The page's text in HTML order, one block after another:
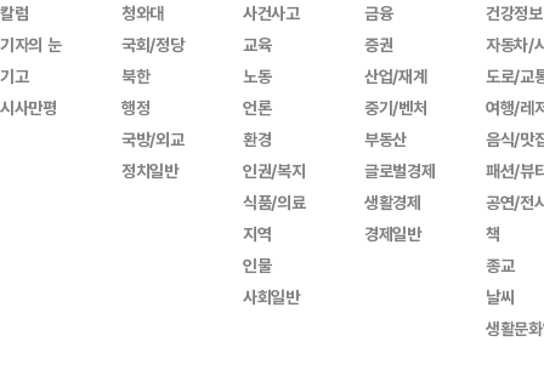
칼럼
기자의 눈
기고
시사만평
청와대
국회/정당
북한
행정
국방/외교
정치일반
사건사고
교육
노동
언론
환경
인권/복지
식품/의료
지역
인물
사회일반
금융
증권
산업/재계
중기/벤처
부동산
글로벌경제
생활경제
경제일반
건강정보
자동차/
도로/교
여행/레
음식/맛
패션/뷰
공연/전
책
종교
날씨
생활문